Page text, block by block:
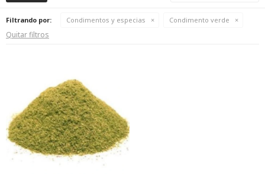
Filtrando por: Condimentos y especias Condimento verde
Quitar filtros